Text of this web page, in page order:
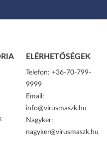
ELÉRHETŐSÉGEK
Telefon: +36-70-799-
9999
Email:
info@virusmaszk.hu
Nagyker:
nagyker@virusmaszk.hu